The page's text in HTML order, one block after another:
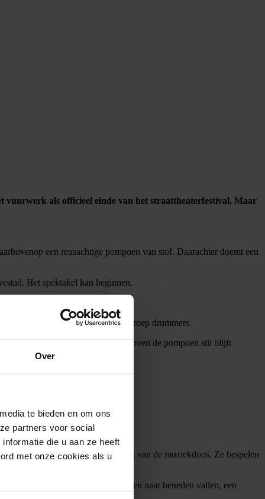
Over
te bieden en om ons
partners voor social
die u aan ze heeft
met onze cookies als u
als officieel einde van het straattheaterfestival. Maar
een reusachtige pompoen van stof. Daarachter doemt een
Het spektakel kan beginnen.
een man op stelten en een groep drummers.
hoofden, totdat ze uiteindelijk boven de pompoen stil blijft
podium aan een van de armen van de muziekdoos. Ze bespelen
zelf. De ene keer laten ze doeken naar beneden vallen, een